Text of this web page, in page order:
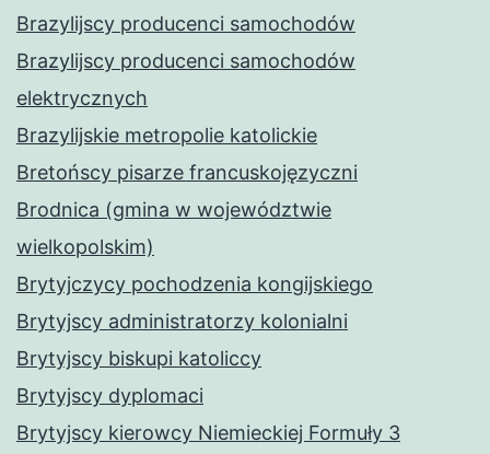
Brazylijscy producenci samochodów
Brazylijscy producenci samochodów
elektrycznych
Brazylijskie metropolie katolickie
Bretońscy pisarze francuskojęzyczni
Brodnica (gmina w województwie
wielkopolskim)
Brytyjczycy pochodzenia kongijskiego
Brytyjscy administratorzy kolonialni
Brytyjscy biskupi katoliccy
Brytyjscy dyplomaci
Brytyjscy kierowcy Niemieckiej Formuły 3